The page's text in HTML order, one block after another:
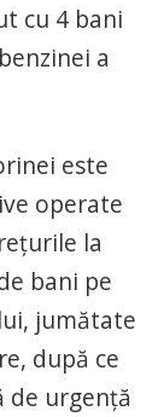
cu 4 bani
a
este
operate
la
bani pe
jumătate
după ce
de urgență